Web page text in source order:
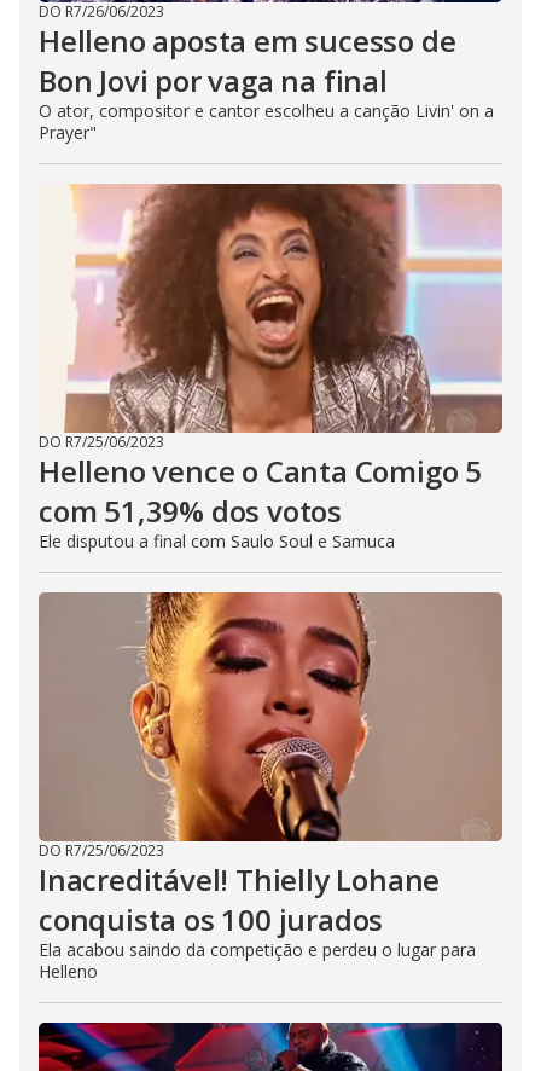
DO R7/26/06/2023
Helleno aposta em sucesso de
Bon Jovi por vaga na final
O ator, compositor e cantor escolheu a canção Livin' on a
Prayer"
DO R7/25/06/2023
Helleno vence o Canta Comigo 5
com 51,39% dos votos
Ele disputou a final com Saulo Soul e Samuca
DO R7/25/06/2023
Inacreditável! Thielly Lohane
conquista os 100 jurados
Ela acabou saindo da competição e perdeu o lugar para
Helleno